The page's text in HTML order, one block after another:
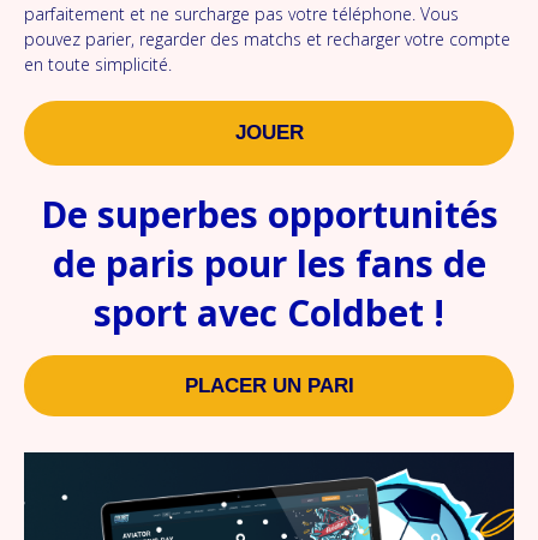
parfaitement et ne surcharge pas votre téléphone. Vous
pouvez parier, regarder des matchs et recharger votre compte
en toute simplicité.
JOUER
De superbes opportunités
de paris pour les fans de
sport avec Coldbet !
PLACER UN PARI